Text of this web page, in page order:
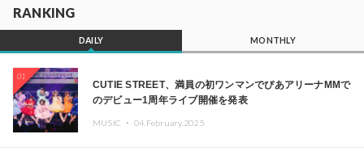
RANKING
DAILY MONTHLY
01
CUTIE STREET、満員の初ワンマンでぴあアリーナMMで
のデビュー1周年ライブ開催を発表
MUSIC ・ 04.February.2025